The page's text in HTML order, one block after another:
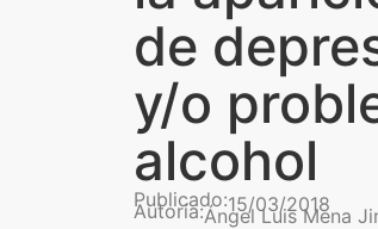
de
y/o
alcohol
Publicado:15/03/2018
Autoría:Ángel Luis Mena